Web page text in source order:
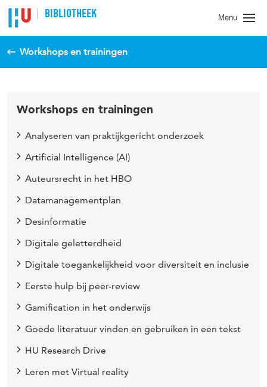
BIBLIOTHEEK Menu
Workshops en trainingen
Workshops en trainingen
Analyseren van praktijkgericht onderzoek
Artificial Intelligence (AI)
Auteursrecht in het HBO
Datamanagementplan
Desinformatie
Digitale geletterdheid
Digitale toegankelijkheid voor diversiteit en inclusie
Eerste hulp bij peer-review
Gamification in het onderwijs
Goede literatuur vinden en gebruiken in een tekst
HU Research Drive
Leren met Virtual reality